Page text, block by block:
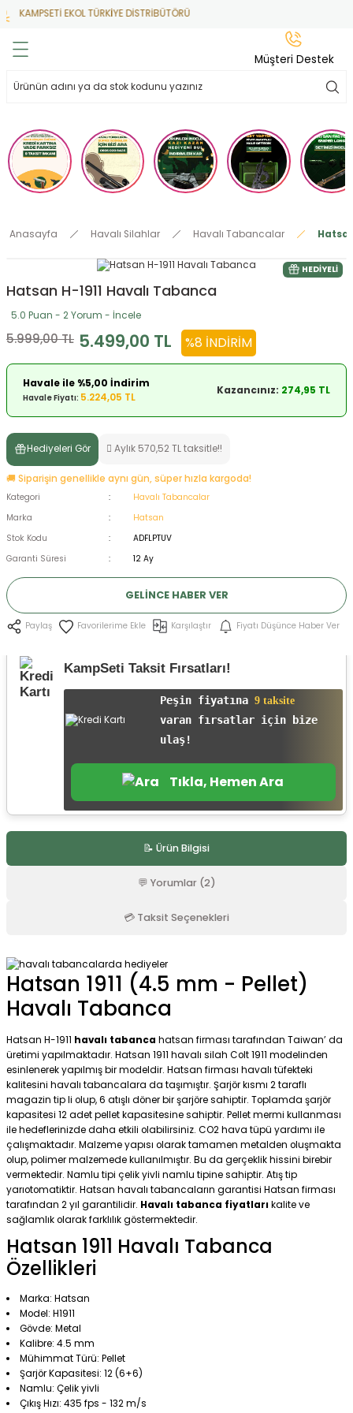
KAMPSETİ EKOL TÜRKİYE DİSTRİBÜTÖRÜ
Geri Dön
Mermisi
Geri Dön
Geri Dön
Geri Dön
Tabure
Geri Dön
Anasayfa Havalı Silahlar Havalı Tabancalar
HEDIYELI
Hatsan H-1911 Havalı Tabanca
5.0 Puan - 2 Yorum - İncele
5.999,00 TL 5.499,00 TL %8 İNDIRIM
Havale ile %5,00 İndirim
Havale Fiyatı: 5.224,05 TL
Kazancınız: 274,95 TL
Hediyeleri Gör Aylık 570,52 TL taksitle!!
🚚 Siparişin genellikle aynı gün, süper hızla kargoda!
Kategori
Havalı Tabancalar
Marka
Hatsan
Stok Kodu
ADFLPTUV
Garanti Süresi
12 Ay
GELINCE HABER VER
Paylaş Karşılaştır Fiyatı Düşünce Haber Ver
KampSeti Taksit Fırsatları!
Peşin fiyatına 9 taksite
varan fırsatlar için bize
ulaş!
Tıkla, Hemen Ara
📝 Ürün Bilgisi
💬 Yorumlar (2)
💳 Taksit Seçenekleri
Hatsan 1911 (4.5 mm - Pellet)
Havalı Tabanca
Hatsan H-1911 havalı tabanca hatsan firması tarafından Taiwan’ da
üretimi yapılmaktadır. Hatsan 1911 havalı silah Colt 1911 modelinden
esinlenerek yapılmış bir modeldir. Hatsan firması havalı tüfekteki
kalitesini havalı tabancalara da taşımıştır. Şarjör kısmı 2 taraflı
magazin tip li olup, 6 atışlı döner bir şarjöre sahiptir. Toplamda şarjör
kapasitesi 12 adet pellet kapasitesine sahiptir. Pellet mermi kullanması
ile hedeflerinizde daha etkili olabilirsiniz. CO2 hava tüpü yardımı ile
çalışmaktadır. Malzeme yapısı olarak tamamen metalden oluşmakta
olup, polimer malzemede kullanılmıştır. Bu da gerçeklik hissini birebir
vermektedir. Namlu tipi çelik yivli namlu tipine sahiptir. Atış tip
yarıotomatiktir. Hatsan havalı tabancaların garantisi Hatsan firması
tarafından 2 yıl garantilidir. Havalı tabanca fiyatları kalite ve
sağlamlık olarak farklılık göstermektedir.
Hatsan 1911 Havalı Tabanca
Özellikleri
Marka: Hatsan
Model: H1911
Gövde: Metal
Kalibre: 4.5 mm
Mühimmat Türü: Pellet
Şarjör Kapasitesi: 12 (6+6)
Namlu: Çelik yivli
Çıkış Hızı: 435 fps - 132 m/s